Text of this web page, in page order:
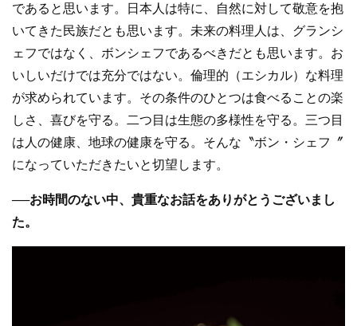
であると思います。日本人は特に、自然に対して敬意を抱
いてきた民族だとも思います。未来の料理人は、グランシ
ェフではなく、ボンシェフであるべきだとも思います。お
いしいだけでは充分ではない。倫理的（エシカル）な料理
が求められています。その条件のひとつは食べることの楽
しさ、喜びを守る。二つ目は生態の多様性を守る。三つ目
は人の健康、地球の健康を守る。そんな〝ボン・シェフ〞
になっていただきたいと切望します。
──お時間のない中、貴重なお話をありがとうございまし
た。